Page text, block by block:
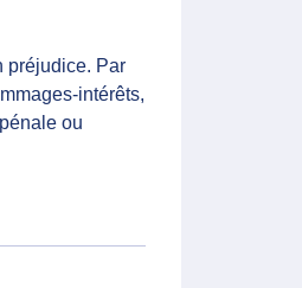
préjudice. Par
intérêts,
ou